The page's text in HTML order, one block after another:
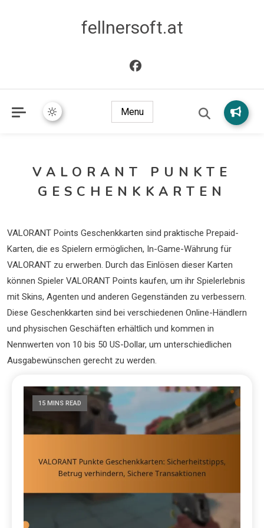
fellnersoft.at
Menu
VALORANT PUNKTE
GESCHENKKARTEN
VALORANT Points Geschenkkarten sind praktische Prepaid-
Karten, die es Spielern ermöglichen, In-Game-Währung für
VALORANT zu erwerben. Durch das Einlösen dieser Karten
können Spieler VALORANT Points kaufen, um ihr Spielerlebnis
mit Skins, Agenten und anderen Gegenständen zu verbessern.
Diese Geschenkkarten sind bei verschiedenen Online-Händlern
und physischen Geschäften erhältlich und kommen in
Nennwerten von 10 bis 50 US-Dollar, um unterschiedlichen
Ausgabewünschen gerecht zu werden.
15 MINS READ